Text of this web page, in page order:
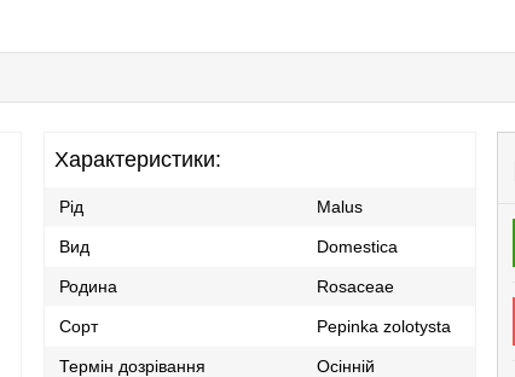
Характеристики:
Рід Malus
Вид Domestica
Родина Rosaceae
Сорт Pepinka zolotysta
Термін дозрівання Осінній